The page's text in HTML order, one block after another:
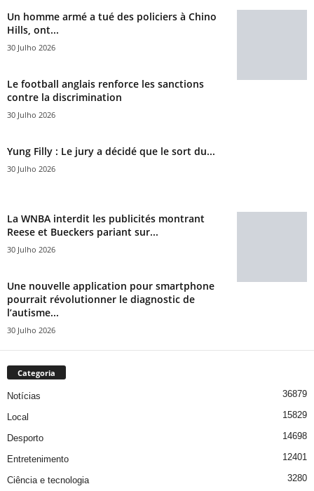
Un homme armé a tué des policiers à Chino
Hills, ont...
30 Julho 2026
Le football anglais renforce les sanctions
contre la discrimination
30 Julho 2026
Yung Filly : Le jury a décidé que le sort du...
30 Julho 2026
La WNBA interdit les publicités montrant
Reese et Bueckers pariant sur...
30 Julho 2026
Une nouvelle application pour smartphone
pourrait révolutionner le diagnostic de
l’autisme...
30 Julho 2026
Categoria
Notícias 36879
Local 15829
Desporto 14698
Entretenimento 12401
Ciência e tecnologia 3280